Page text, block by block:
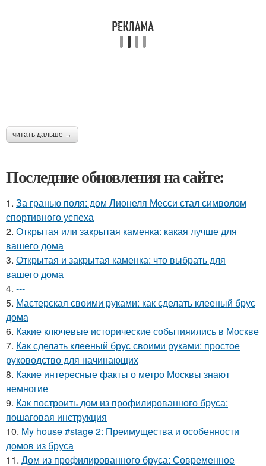
читать дальше →
Последние обновления на сайте:
1. За гранью поля: дом Лионеля Месси стал символом
спортивного успеха
2. Открытая или закрытая каменка: какая лучше для
вашего дома
3. Открытая и закрытая каменка: что выбрать для
вашего дома
4. ---
5. Мастерская своими руками: как сделать клееный брус
дома
6. Какие ключевые исторические событияились в Москве
7. Как сделать клееный брус своими руками: простое
руководство для начинающих
8. Какие интересные факты о метро Москвы знают
немногие
9. Как построить дом из профилированного бруса:
пошаговая инструкция
10. My house #stage 2: Преимущества и особенности
домов из бруса
11. Дом из профилированного бруса: Современное